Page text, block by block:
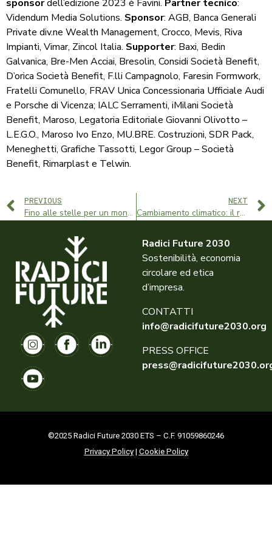
sponsordell’edizione 2023 è Favini. Partner tecnico:
Videndum Media Solutions. Sponsor: AGB, Banca Generali
Private div.ne Wealth Management, Crocco, Mevis, Riva
Impianti, Vimar, Zincol Italia. Supporter: Baxi, Bedin
Galvanica, Bre-Men Acciai, Bresolin, Considi Società Benefit,
D’orica Società Benefit, F.lli Campagnolo, Faresin Formwork,
Fratelli Comunello, FRAV Unica Concessionaria Ufficiale Audi
e Porsche di Vicenza; IALC Serramenti, iMilani Società
Benefit, Maroso, Legatoria Editoriale Giovanni Olivotto –
L.E.G.O., Maroso Ivo Enzo, MU.BRE. Costruzioni, SDR Pack,
Meneghetti, Grafiche Tassotti, Legor Group – Società
Benefit, Rimarplast e Telwin.
PREVIOUS
Fino alle stelle per un mondo sostenibile
NEXT
Cambiamento climatico: il ruolo delle imprese
Radici Future 2030
Sostenibilità, economia
circolare ed etica
d’impresa.
CONTATTI
info@radicifuture2030.org
PRESS OFFICE
©2025 Radici Future 2030 ETS – C.F. 91059860246
Privacy Policy| Cookie Policy